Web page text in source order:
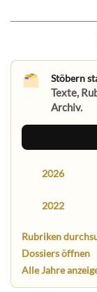
Stöbern
Texte,
Archiv.
2026
2022
Rubriken
Dossiers öffnen
Alle Jahre